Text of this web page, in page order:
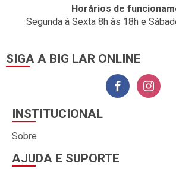
Horários de
Segunda à Sexta 8h às 18h e
SIGA A BIG LAR ONLINE
INSTITUCIONAL
Sobre
AJUDA E SUPORTE